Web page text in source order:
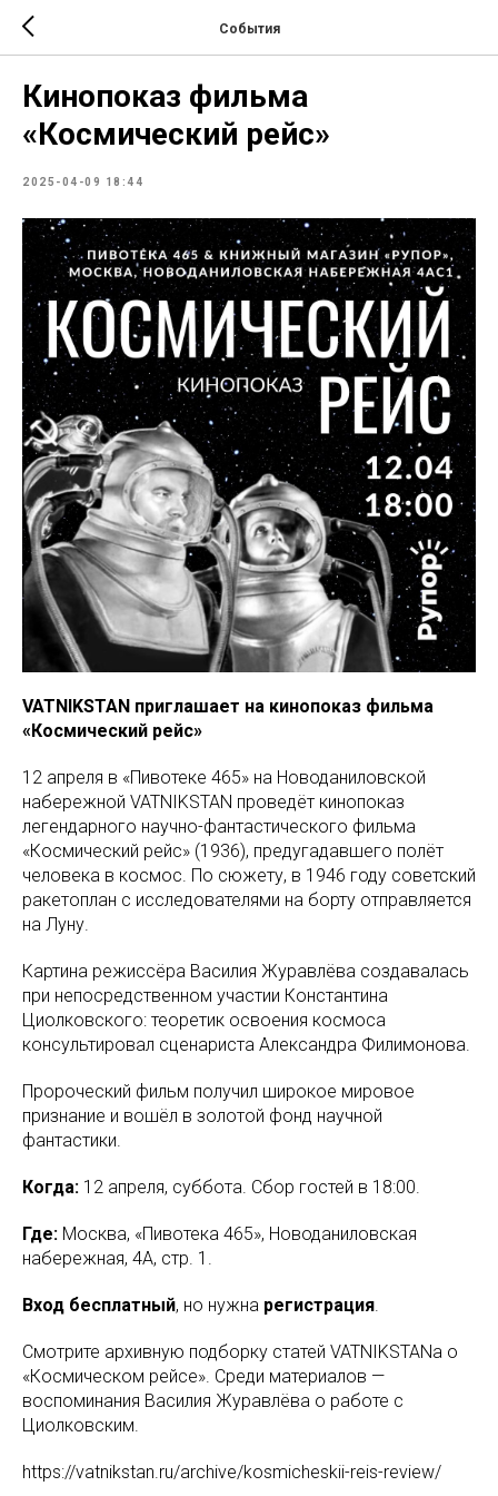
События
Кинопоказ фильма
«Космический рейс»
2025-04-09 18:44
VATNIKSTAN приглашает на кинопоказ фильма
«Космический рейс»
12 апреля в «Пивотеке 465» на Новоданиловской
набережной VATNIKSTAN проведёт кинопоказ
легендарного научно-фантастического фильма
«Космический рейс» (1936), предугадавшего полёт
человека в космос. По сюжету, в 1946 году советский
ракетоплан с исследователями на борту отправляется
на Луну.
Картина режиссёра Василия Журавлёва создавалась
при непосредственном участии Константина
Циолковского: теоретик освоения космоса
консультировал сценариста Александра Филимонова.
Пророческий фильм получил широкое мировое
признание и вошёл в золотой фонд научной
фантастики.
Когда: 12 апреля, суббота. Сбор гостей в 18:00.
Где: Москва, «Пивотека 465», Новоданиловская
набережная, 4А, стр. 1.
Вход бесплатный, но нужна регистрация.
Смотрите архивную подборку статей VATNIKSTANа о
«Космическом рейсе». Среди материалов —
воспоминания Василия Журавлёва о работе с
Циолковским.
https://vatnikstan.ru/archive/kosmicheskii-reis-review/